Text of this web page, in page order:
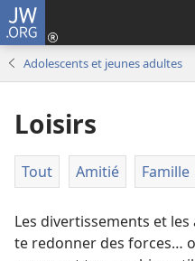
JW.ORG
Adolescents et jeunes adultes
Loisirs
Tout Amitié Famille
Les divertissements et
te redonner des forces…